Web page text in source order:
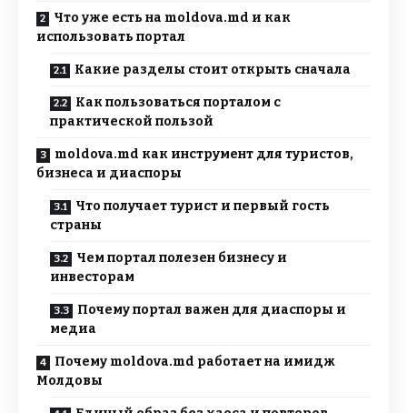
Что уже есть на moldova.md и как
использовать портал
Какие разделы стоит открыть сначала
Как пользоваться порталом с
практической пользой
moldova.md как инструмент для туристов,
бизнеса и диаспоры
Что получает турист и первый гость
страны
Чем портал полезен бизнесу и
инвесторам
Почему портал важен для диаспоры и
медиа
Почему moldova.md работает на имидж
Молдовы